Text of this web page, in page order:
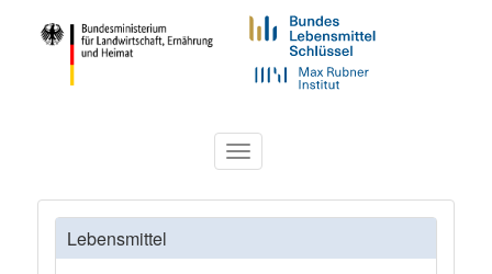
Toggle
navigation
Lebensmittel